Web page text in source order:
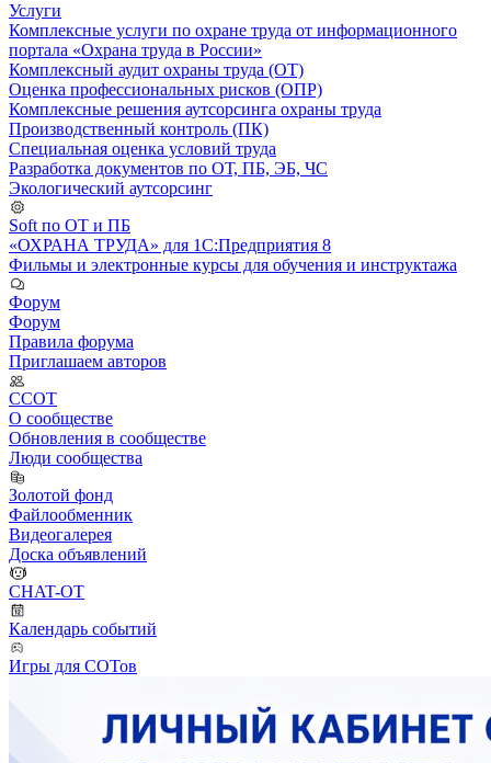
Услуги
Комплексные услуги по охране труда от информационного
портала «Охрана труда в России»
Комплексный аудит охраны труда (ОТ)
Оценка профессиональных рисков (ОПР)
Комплексные решения аутсорсинга охраны труда
Производственный контроль (ПК)
Специальная оценка условий труда
Разработка документов по ОТ, ПБ, ЭБ, ЧС
Экологический аутсорсинг
Soft по ОТ и ПБ
«ОХРАНА ТРУДА» для 1С:Предприятия 8
Фильмы и электронные курсы для обучения и инструктажа
Форум
Форум
Правила форума
Приглашаем авторов
ССОТ
О сообществе
Обновления в сообществе
Люди сообщества
Золотой фонд
Файлообменник
Видеогалерея
Доска объявлений
CHAT-OT
Календарь событий
Игры для СОТов